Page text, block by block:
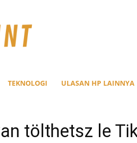
TEKNOLOGI ULASAN HP LAINNYA
tölthetsz le